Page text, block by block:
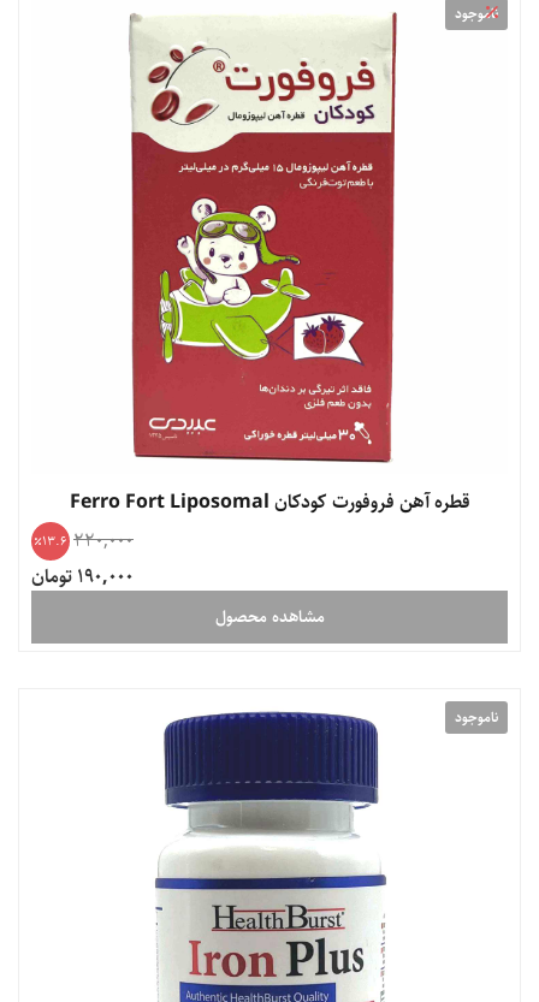
ناموجود
قطره آهن فروفورت کودکان Ferro Fort Liposomal
220,000
13.6
190,000 تومان
مشاهده محصول
ناموجود